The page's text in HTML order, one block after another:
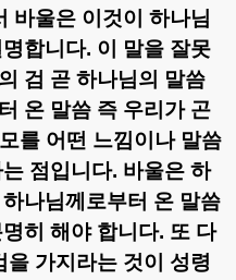
바울은 이것이 하나님
합니다. 이 말을 잘못
검 곧 하나님의 말씀
온 말씀 즉 우리가 곤
를 어떤 느낌이나 말씀
점입니다. 바울은 하
나님께로부터 온 말씀
히 해야 합니다. 또 다
가지라는 것이 성령